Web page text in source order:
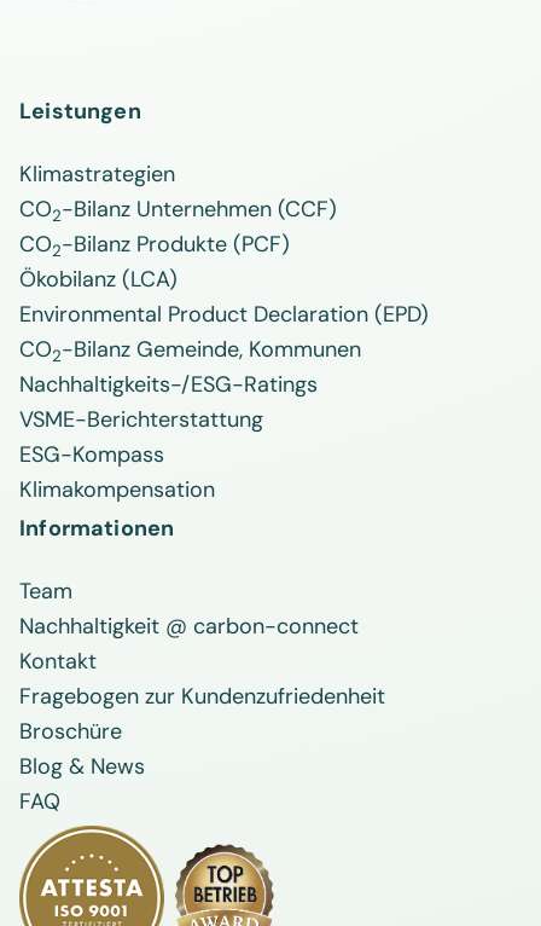
Leistungen
Klimastrategien
CO2-Bilanz Unternehmen (CCF)
CO2-Bilanz Produkte (PCF)
Ökobilanz (LCA)
Environmental Product Declaration (EPD)
CO2-Bilanz Gemeinde, Kommunen
Nachhaltigkeits-/ESG-Ratings
VSME-Berichterstattung
ESG-Kompass
Klimakompensation
Informationen
Team
Nachhaltigkeit @ carbon-connect
Kontakt
Fragebogen zur Kundenzufriedenheit
Broschüre
Blog & News
FAQ